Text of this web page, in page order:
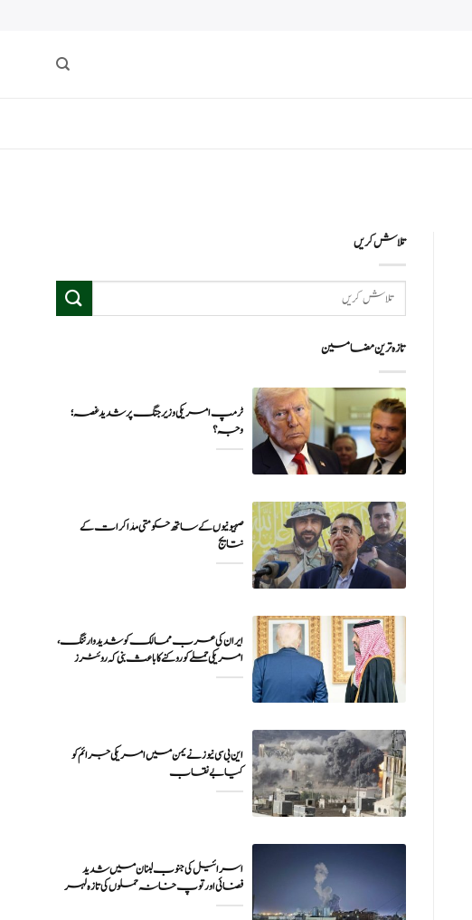
تلاش کریں
تازہ ترین مضامین
ٹرمپ امریکی وزیر جنگ پر شدید غصہ؛
وجہ ؟
صہیونیوں کے ساتھ حکومتی مذاکرات کے
نتایج
ایران کی عرب ممالک کو شدید وارننگ،
امریکی حملے کو روکنے کا باعث بنی کہ روئٹرز
این بی سی نیوز نے یمن میں امریکی جرائم کو
اسرائیل کی جنوب لبنان میں شدید
فضائی اور توپ خانہ حملوں کی تازہ لہر